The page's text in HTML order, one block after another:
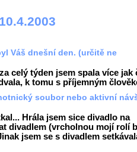
Váš dnešní den. (určitě ne
celý týden jsem spala více jak
k tomu s příjemným
soubor nebo aktivní
Hrála jsem sice divadlo na
divadlem (vrcholnou mojí rolí
jsem se s divadlem